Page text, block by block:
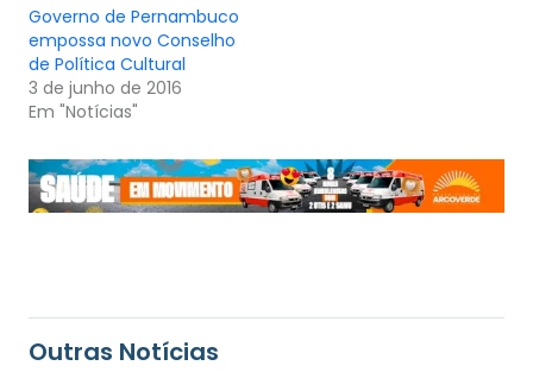
Governo de Pernambuco
empossa novo Conselho
3 de junho de 2016
Em "Notícias"
Outras Notícias